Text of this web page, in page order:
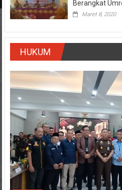
Berangkat
Maret 8, 2020
HUKUM